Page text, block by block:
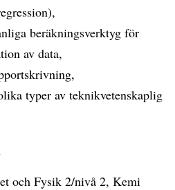
beräkningsverktyg för
av data,
typer av teknikvetenskaplig
och Fysik 2/nivå 2, Kemi